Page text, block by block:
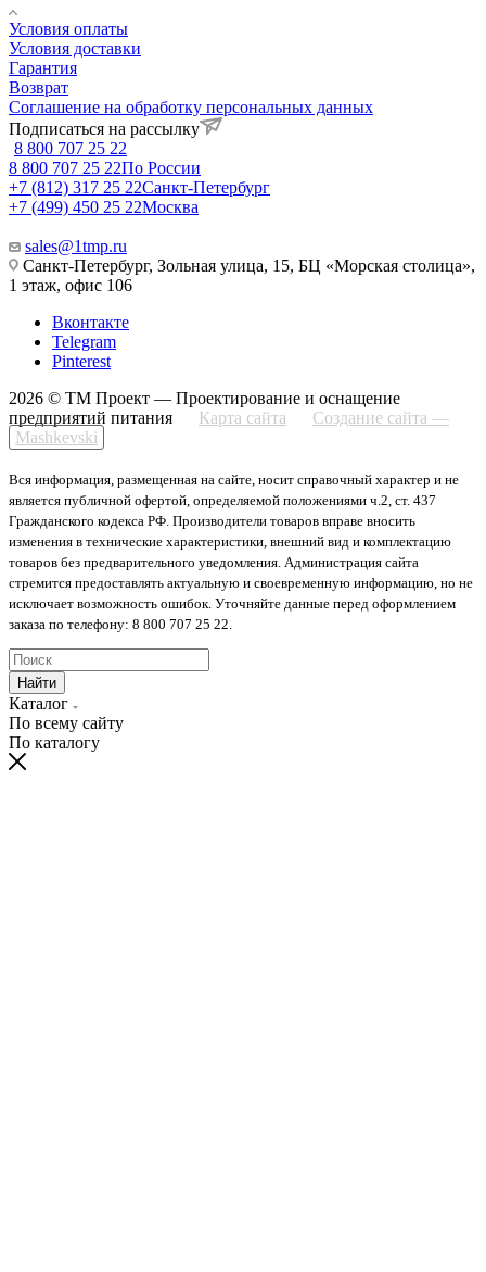
Условия оплаты
Условия доставки
Гарантия
Возврат
Соглашение на обработку персональных данных
Подписаться на рассылку
8 800 707 25 22
8 800 707 25 22По России
+7 (812) 317 25 22Санкт-Петербург
+7 (499) 450 25 22Москва
sales@1tmp.ru
Санкт-Петербург, Зольная улица, 15, БЦ «Морская столица»,
1 этаж, офис 106
Вконтакте
Telegram
Pinterest
2026 © ТМ Проект — Проектирование и оснащение
предприятий питания
Карта сайта
Создание сайта —
Mashkevski
Вся информация, размещенная на сайте, носит справочный характер и не
является публичной офертой, определяемой положениями ч.2, ст. 437
Гражданского кодекса РФ. Производители товаров вправе вносить
изменения в технические характеристики, внешний вид и комплектацию
товаров без предварительного уведомления. Администрация сайта
стремится предоставлять актуальную и своевременную информацию, но не
исключает возможность ошибок. Уточняйте данные перед оформлением
заказа по телефону: 8 800 707 25 22.
Найти
Каталог
По всему сайту
По каталогу